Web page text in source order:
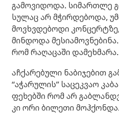
გამოვიდოდა. სიმართლე
სულაც არ მჭირდებოდა,
მოვხვდებოდი
მინდოდა
რომ რაღაცაში დამეხმარა.
აჩქარებული ნაბიჯებით
“აჭარულის” საცეკვაო
ფეხებში რომ არ
კი ორი ბილეთი